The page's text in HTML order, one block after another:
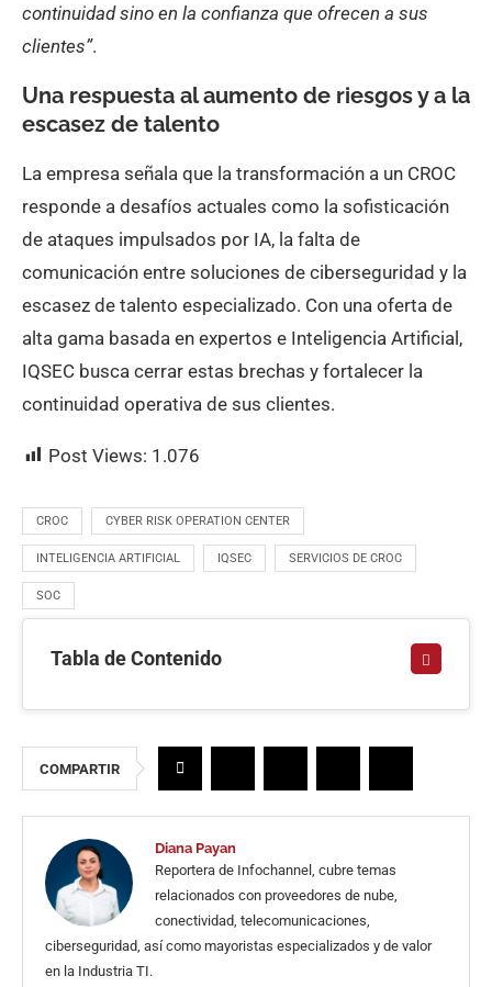
continuidad sino en la confianza que ofrecen a sus
clientes”.
Una respuesta al aumento de riesgos y a la
escasez de talento
La empresa señala que la transformación a un CROC
responde a desafíos actuales como la sofisticación
de ataques impulsados por IA, la falta de
comunicación entre soluciones de ciberseguridad y la
escasez de talento especializado. Con una oferta de
alta gama basada en expertos e Inteligencia Artificial,
IQSEC busca cerrar estas brechas y fortalecer la
continuidad operativa de sus clientes.
Post Views: 1.076
CROC CYBER RISK OPERATION CENTER
INTELIGENCIA ARTIFICIAL IQSEC SERVICIOS DE CROC
SOC
Tabla de Contenido
COMPARTIR
Diana Payan
Reportera de Infochannel, cubre temas
relacionados con proveedores de nube,
conectividad, telecomunicaciones,
ciberseguridad, así como mayoristas especializados y de valor
en la Industria TI.